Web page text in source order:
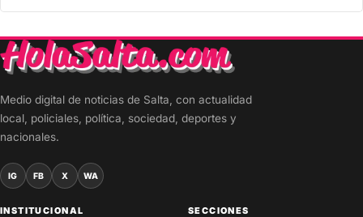
Medio digital de noticias de Salta, con actualidad
local, policiales, política, sociedad, deportes y
nacionales.
IG FB X WA
INSTITUCIONAL SECCIONES